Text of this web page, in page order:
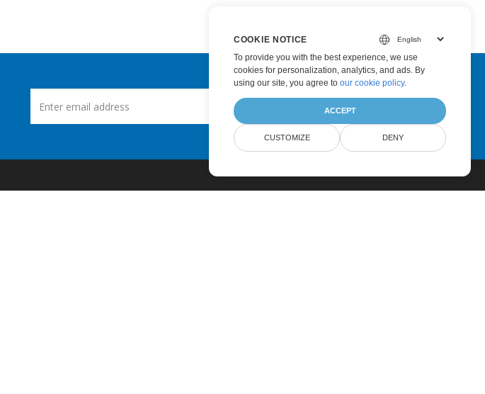
Submit
COOKIE NOTICE
To provide you with the best experience, we use
cookies for personalization, analytics, and ads. By
using our site, you agree to our cookie policy.
ACCEPT
CUSTOMIZE DENY